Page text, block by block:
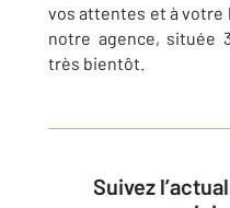
vos attentes et à votre
notre agence, située
très bientôt.
Suivez l’actualité immobilière et